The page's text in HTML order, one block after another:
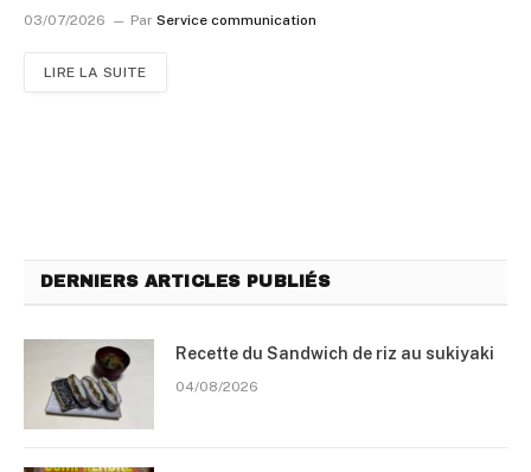
03/07/2026 Par Service communication
LIRE LA SUITE
DERNIERS ARTICLES PUBLIÉS
Recette du Sandwich de riz au sukiyaki
04/08/2026